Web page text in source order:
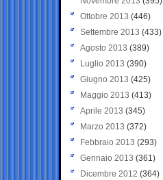
Ottobre 2013 (446)
Settembre 2013 (433)
Agosto 2013 (389)
Luglio 2013 (390)
Giugno 2013 (425)
Maggio 2013 (413)
Aprile 2013 (345)
Marzo 2013 (372)
Febbraio 2013 (293)
Gennaio 2013 (361)
Dicembre 2012 (364)